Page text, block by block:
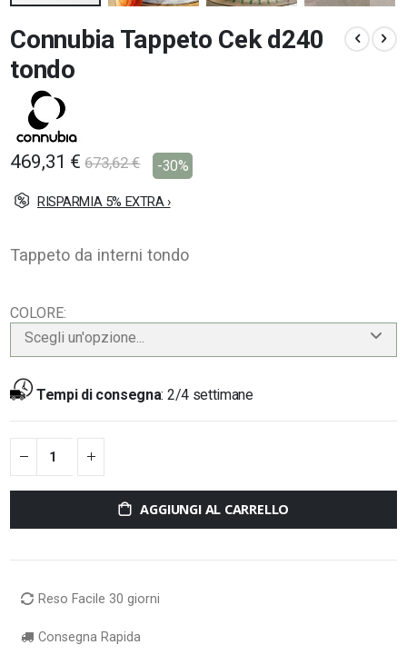
all'inizio
della
galleria
immagini
Connubia Tappeto Cek d240
tondo
469,31 € 673,62 € -30%
RISPARMIA 5% EXTRA ›
Tappeto da interni tondo
COLORE
Scegli un'opzione...
Tempi di consegna: 2/4 settimane
AGGIUNGI AL CARRELLO
Reso Facile 30 giorni
Consegna Rapida